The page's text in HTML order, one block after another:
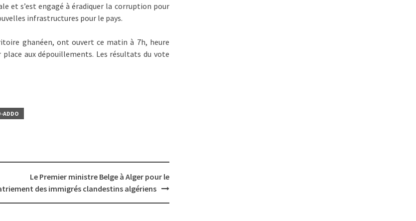
et s’est engagé à éradiquer la corruption pour
infrastructures pour le pays.
ghanéen, ont ouvert ce matin à 7h, heure
aux dépouillements. Les résultats du vote
ADDO
Le Premier ministre Belge à Alger pour le
des immigrés clandestins algériens